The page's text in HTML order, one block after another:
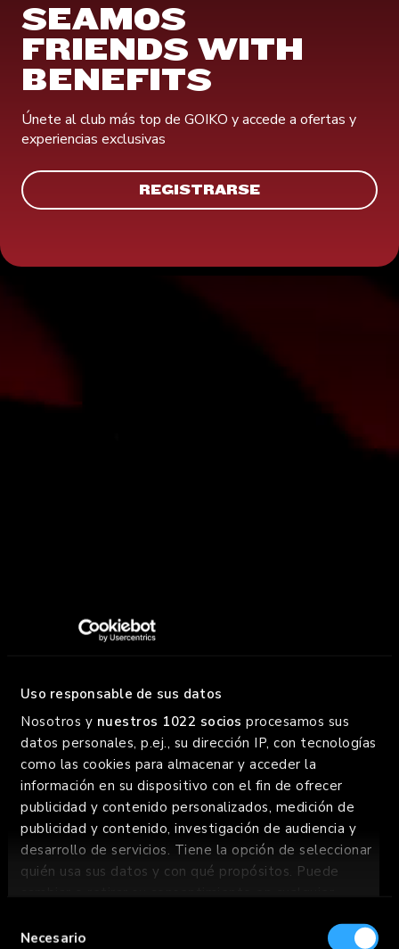
Uso responsable de sus datos
Nosotros y nuestros 1022 socios procesamos sus
datos personales, p.ej., su dirección IP, con tecnologías
como las cookies para almacenar y acceder la
información en su dispositivo con el fin de ofrecer
publicidad y contenido personalizados, medición de
publicidad y contenido, investigación de audiencia y
desarrollo de servicios. Tiene la opción de seleccionar
quién usa sus datos y con qué propósitos. Puede
en el Menú de consentimiento.
deNecesario
SEAMOS
FRIENDS WITH
BENEFITS
Únete al club más top de GOIKO y accede a ofertas y
experiencias exclusivas
REGISTRARSE
REGISTRARSE
FOODTRUCK
¡GOIKO sobre ruedas! Llevamos el chorreo a donde tú
estés. La Bestia y la Mini Bestia están ready para el
party.
SABER MÁS
SABER MÁS